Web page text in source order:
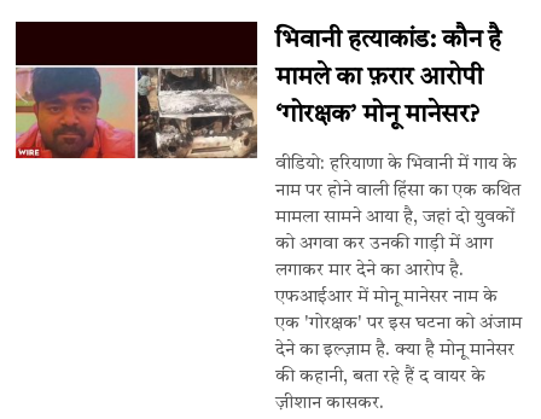
भिवानी हत्याकांड: कौन है
मामले का फ़रार आरोपी
‘गोरक्षक’ मोनू मानेसर?
वीडियो: हरियाणा के भिवानी में गाय के
नाम पर होने वाली हिंसा का एक कथित
मामला सामने आया है, जहां दो युवकों
को अगवा कर उनकी गाड़ी में आग
लगाकर मार देने का आरोप है.
एफआईआर में मोनू मानेसर नाम के
एक 'गोरक्षक' पर इस घटना को अंजाम
देने का इल्ज़ाम है. क्या है मोनू मानेसर
की कहानी, बता रहे हैं द वायर के
ज़ीशान कासकर.